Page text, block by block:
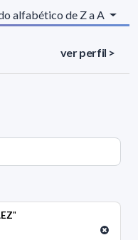
"
alfabético de Z a A
ver perfil >